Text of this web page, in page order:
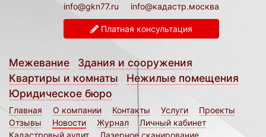
info@gkn77.ru info@кадастр.москва
Платная консультация
Межевание
Здания и сооружения
Квартиры и комнаты
Нежилые помещения
Юридическое бюро
Главная О компании Контакты Услуги
Проекты
Отзывы
Новости Журнал
Личный кабинет
Кадастровый аудит
Лазерное сканирование